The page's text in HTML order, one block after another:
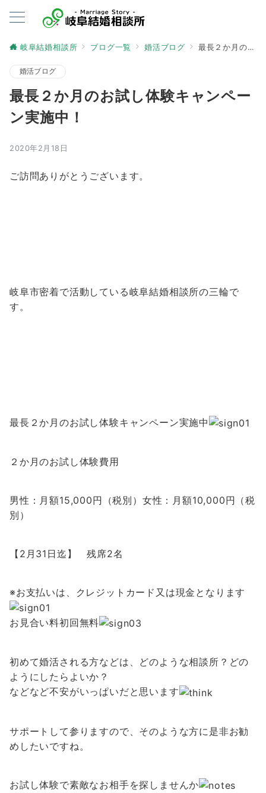
岐阜結婚相談所 ブログ一覧 婚活ブログ 最長２か月のお試し体験キャンペーン実施中！
婚活ブログ
最長２か月のお試し体験キャンペー
ン実施中！
2020年2月18日
ご訪問ありがとうございます。
岐阜市密着で活動している岐阜結婚相談所の三輪で
す。
最長２か月のお試し体験キャンペーン実施中
２か月のお試し体験費用
男性：月額15,000円（税別）女性：月額10,000円（税
別）
【2月31日迄】 残席2名
※お支払いは、クレジットカード又は現金となります
お見合い料初回無料
初めて婚活される方などは、どのような相談所？どの
ようにしたらよいか？
などなど不安がいっぱいだと思います
サポートして参りますので、そのような方に是非お勧
めしたいですね。
お試し体験で素敵なお相手を探しませんか